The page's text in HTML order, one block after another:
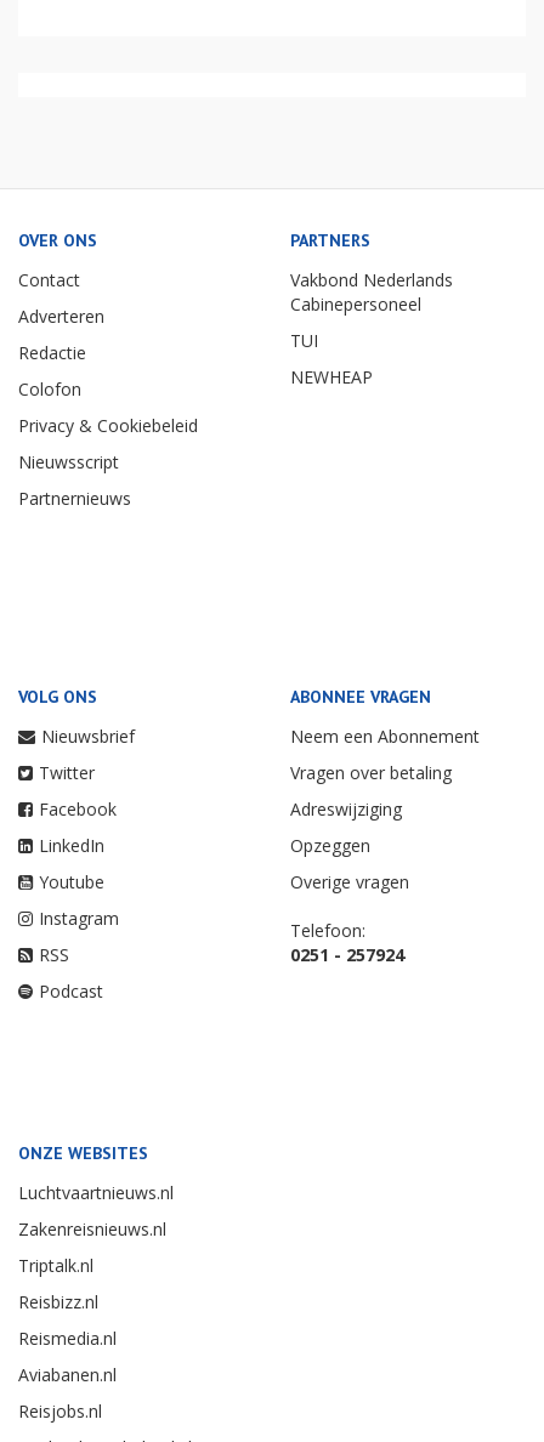
OVER ONS
Contact
Adverteren
Redactie
Colofon
Privacy & Cookiebeleid
Nieuwsscript
Partnernieuws
PARTNERS
Vakbond Nederlands
Cabinepersoneel
TUI
NEWHEAP
VOLG ONS
Nieuwsbrief
Twitter
Facebook
LinkedIn
Youtube
Instagram
RSS
Podcast
ABONNEE VRAGEN
Neem een Abonnement
Vragen over betaling
Adreswijziging
Opzeggen
Overige vragen
Telefoon:
0251 - 257924
ONZE WEBSITES
Luchtvaartnieuws.nl
Zakenreisnieuws.nl
Triptalk.nl
Reisbizz.nl
Reismedia.nl
Aviabanen.nl
Reisjobs.nl